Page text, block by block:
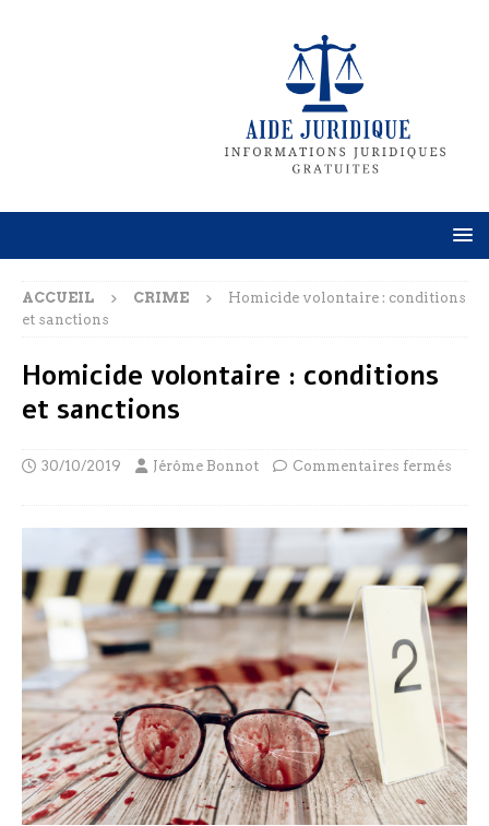
ACCUEIL CRIME
Homicide volontaire : conditions
et sanctions
Homicide volontaire : conditions
et sanctions
30/10/2019 Jérôme Bonnot Commentaires fermés